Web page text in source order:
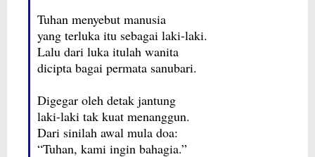
Tuhan menyebut manusia
yang terluka itu sebagai laki-laki.
Lalu dari luka itulah wanita
dicipta bagai permata sanubari.
Digegar oleh detak jantung
laki-laki tak kuat menanggun.
Dari sinilah awal mula doa:
“Tuhan, kami ingin bahagia.”